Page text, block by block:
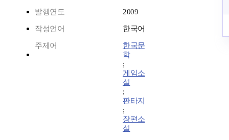
발행연도 2009
작성언어 한국어
주제어
한국문
학
;
게임소
설
;
판타지
;
장편소
설